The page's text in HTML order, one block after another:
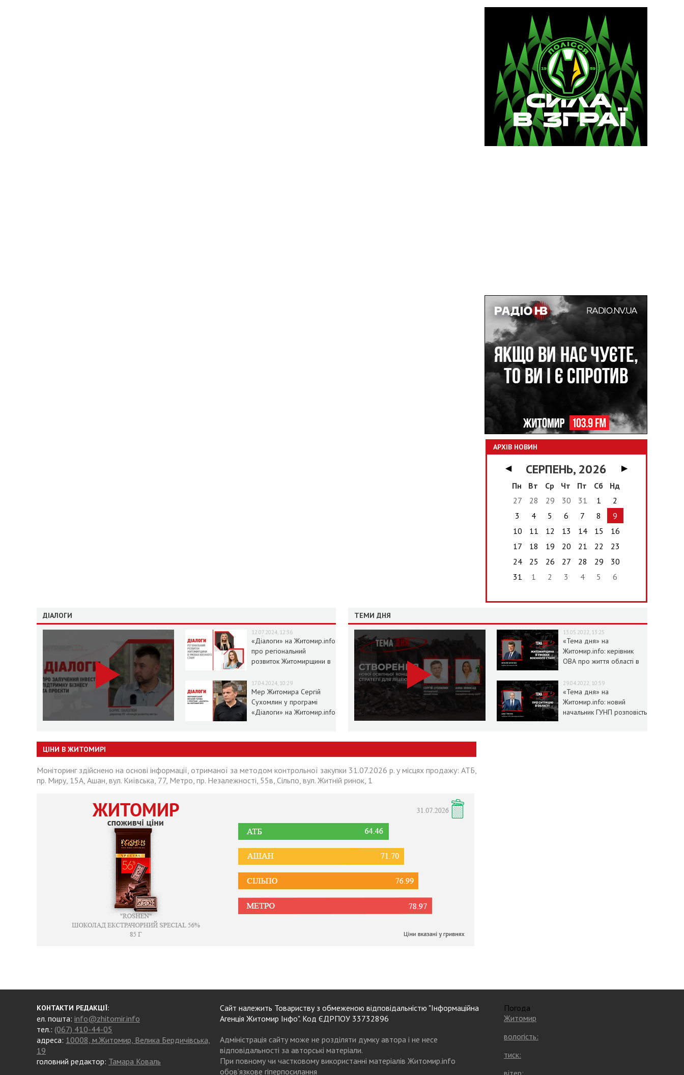
АРХІВ НОВИН
◀ СЕРПЕНЬ, 2026
▶
Пн
Вт Ср Чт Пт Сб
Нд
27
28 29 30 31 1
2
3
4 5 6 7 8
9
10
11 12 13 14 15
16
17
18 19 20 21 22
23
24
25 26 27 28 29
30
31
1 2 3 4 5 6
ДІАЛОГИ
12.07.2024, 12:36
«Діалоги» на Житомир.info
про регіональний
розвиток Житомирщини в
17.04.2024, 10:29
Мер Житомира Сергій
Сухомлин у програмі
«Діалоги» на Житомир.info
ТЕМИ ДНЯ
13.05.2022, 13:25
«Тема дня» на
Житомир.info: керівник
ОВА про життя області в
29.04.2022, 10:59
«Тема дня» на
Житомир.info: новий
начальник ГУНП розповість
ЦІНИ В ЖИТОМИРІ
Моніторинг здійснено на основі інформації, отриманої за методом контрольної закупки 31.07.2026 р. у місцях продажу: АТБ,
пр. Миру, 15А, Ашан, вул. Київська, 77, Метро, пр. Незалежності, 55в, Сільпо, вул. Житній ринок, 1
КОНТАКТИ РЕДАКЦІЇ:
ел. пошта: info@zhitomir.info
тел.: (067) 410-44-05
адреса: 10008, м.Житомир, Велика Бердичівська,
19
головний редактор: Тамара Коваль
Сайт належить Товариству з обмеженою відповідальністю "Інформаційна
Агенція Житомир Інфо". Код ЄДРПОУ 33732896
Адміністрація сайту може не розділяти думку автора і не несе
відповідальності за авторські матеріали.
При повному чи частковому використанні матеріалів Житомир.info
обов’язкове гіперпосилання
Погода
Житомир
вологість:
тиск:
вітер: